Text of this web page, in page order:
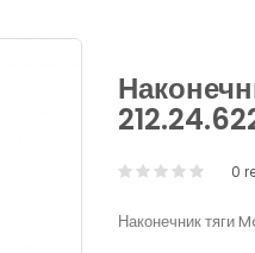
0
Наконечник тяги